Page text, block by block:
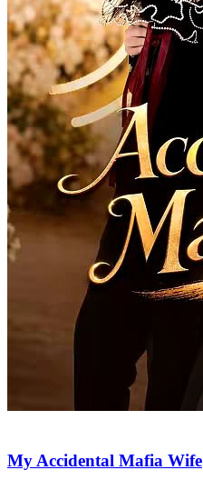
My Accidental Mafia Wife